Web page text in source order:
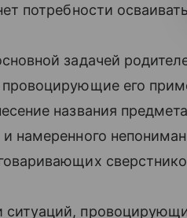
потребности
задачей
его
названия
намеренного